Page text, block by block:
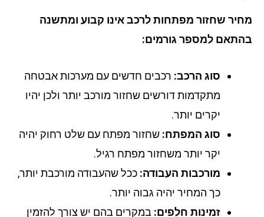
שחזור מפתחות לרכב אינו קבוע ומתשנה
למספר גורמים:
סוג הרכב:רכבים חדשים עם מערכות אבטחה
מתקדמות דורשים שחזור מורכב יותר ולכן יהיו
יקרים יותר.
סוג המפתח:שחזור מפתח עם שלט רחוק יהיה
יקר יותר משחזור מפתח רגיל.
מורכבות העבודה:ככל שהעבודה מורכבת יותר,
כך המחיר יהיה גבוה יותר.
זמינות חלפים:במקרים בהם יש צורך להזמין